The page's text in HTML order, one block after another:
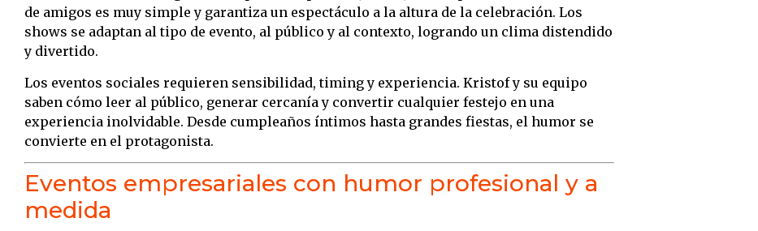
de amigos es muy simple y garantiza un espectáculo a la altura de la celebración. Los
shows se adaptan al tipo de evento, al público y al contexto, logrando un clima distendido
y divertido.
Los eventos sociales requieren sensibilidad, timing y experiencia. Kristof y su equipo
saben cómo leer al público, generar cercanía y convertir cualquier festejo en una
experiencia inolvidable. Desde cumpleaños íntimos hasta grandes fiestas, el humor se
convierte en el protagonista.
Eventos empresariales con humor profesional y a
medida